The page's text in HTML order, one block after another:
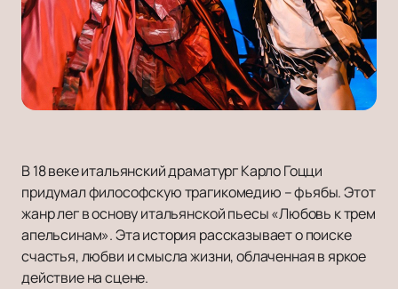
В 18 веке итальянский драматург Карло Гоцци
придумал философскую трагикомедию – фьябы. Этот
жанр лег в основу итальянской пьесы «Любовь к трем
апельсинам». Эта история рассказывает о поиске
счастья, любви и смысла жизни, облаченная в яркое
действие на сцене.